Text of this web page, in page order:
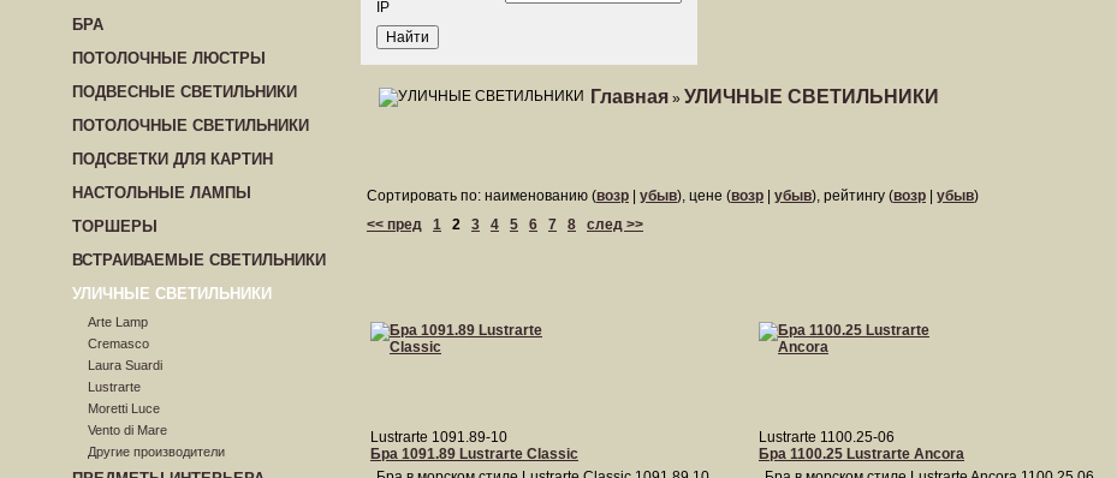
БРА
ПОТОЛОЧНЫЕ ЛЮСТРЫ
ПОДВЕСНЫЕ СВЕТИЛЬНИКИ
ПОТОЛОЧНЫЕ СВЕТИЛЬНИКИ
ПОДСВЕТКИ ДЛЯ КАРТИН
НАСТОЛЬНЫЕ ЛАМПЫ
ТОРШЕРЫ
ВСТРАИВАЕМЫЕ СВЕТИЛЬНИКИ
УЛИЧНЫЕ СВЕТИЛЬНИКИ
Arte Lamp
Cremasco
Laura Suardi
Lustrarte
Moretti Luce
Vento di Mare
Другие производители
IP
Главная » УЛИЧНЫЕ СВЕТИЛЬНИКИ
Сортировать по: наименованию (возр убыв), цене (возр убыв), рейтингу (возр убыв)
<< пред
1 2 3 4 5 6 7 8 след >>
Lustrarte 1091.89-10
Бра 1091.89 Lustrarte Classic
Lustrarte 1100.25-06
Бра 1100.25 Lustrarte Ancora